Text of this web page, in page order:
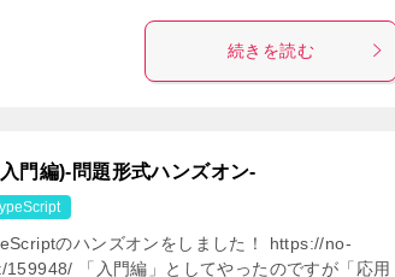
続きを読む
門編)-問題形式ハンズオン-
のハンズオンをしました！ https://no-
「入門編」としてやったのですが「応用